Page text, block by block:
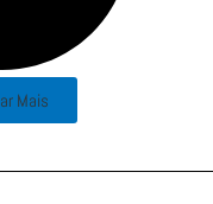
Mais